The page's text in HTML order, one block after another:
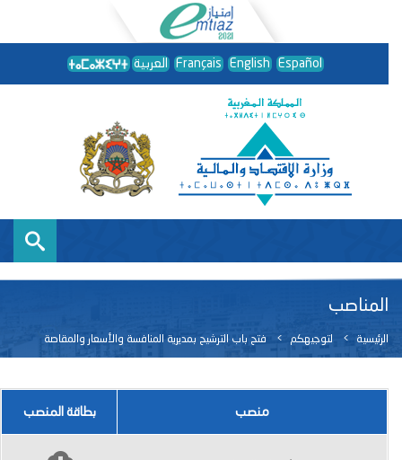
العربية Français English Español
المناصب
الرئيسية لتوجيهكم فتح باب الترشيح بمديرية المنافسة والأسعار والمقاصة
منصب بطاقة المنصب